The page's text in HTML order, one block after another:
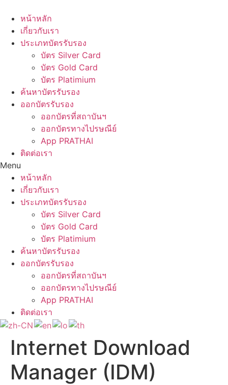
content
หน้าหลัก
เกี่ยวกับเรา
ประเภทบัตรรับรอง
บัตร Silver Card
บัตร Gold Card
บัตร Platimium
ค้นหาบัตรรับรอง
ออกบัตรรับรอง
ออกบัตรที่สถาบันฯ
ออกบัตรทางไปรษณีย์
App PRATHAI
ติดต่อเรา
Menu
หน้าหลัก
เกี่ยวกับเรา
ประเภทบัตรรับรอง
บัตร Silver Card
บัตร Gold Card
บัตร Platimium
ค้นหาบัตรรับรอง
ออกบัตรรับรอง
ออกบัตรที่สถาบันฯ
ออกบัตรทางไปรษณีย์
App PRATHAI
ติดต่อเรา
Internet Download
Manager (IDM)